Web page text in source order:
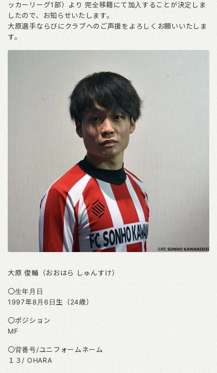
ッカーリーグ1部）より 完全移籍にて加入することが決定しま
したので、お知らせいたします。
大原選手ならびにクラブへのご声援をよろしくお願いいたしま
す。
大原 俊輔（おおはら しゅんすけ）
〇生年月日
1997年8月6日生（24歳）
〇ポジション
MF
〇背番号/ユニフォームネーム
１３/ OHARA